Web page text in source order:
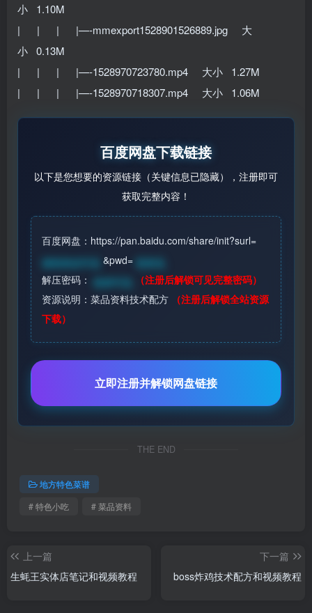
小 1.10M
| | | |—-mmexport1528901526889.jpg 大
小 0.13M
| | | |—-1528970723780.mp4 大小 1.27M
| | | |—-1528970718307.mp4 大小 1.06M
百度网盘下载链接
以下是您想要的资源链接（关键信息已隐藏），注册即可
获取完整内容！
百度网盘：https://pan.baidu.com/share/init?surl=
请登录后可见
&pwd=
解压密码：
（注册后解锁可见完整密码）
资源说明：菜品资料技术配方
（注册后解锁全站资源
下载）
立即注册并解锁网盘链接
THE END
地方特色菜谱
# 特色小吃
# 菜品资料
上一篇
生蚝王实体店笔记和视频教程
下一篇
boss炸鸡技术配方和视频教程